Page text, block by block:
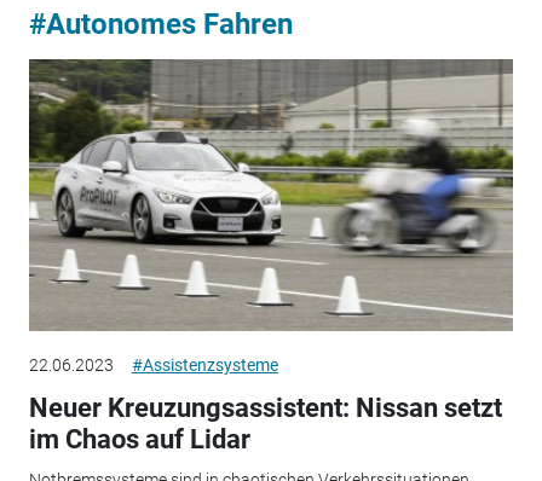
#Autonomes Fahren
22.06.2023 #Assistenzsysteme
Neuer Kreuzungsassistent: Nissan setzt
im Chaos auf Lidar